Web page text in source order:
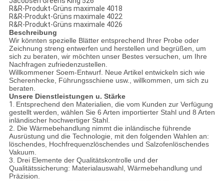
R&R-Produkt-Grüns maximale 4018
R&R-Produkt-Grüns maximale 4022
R&R-Produkt-Grüns maximale 4026
Beschreibung
Wir könnten spezielle Blätter entsprechend Ihrer Probe oder
Zeichnung streng entwerfen und herstellen und begrüßen, um
sich zu beraten, wir möchten unser Bestes versuchen, um Ihre
Nachfragen zufriedenzustellen.
Willkommener Soem-Entwurf. Neue Artikel entwickeln sich wie
Scherenhecke, Führungsschiene usw., willkommen, um sich zu
beraten.
Unsere Dienstleistungen u. Stärke
1. Entsprechend den Materialien, die vom Kunden zur Verfügung
gestellt werden, wählen Sie 6 Arten importierter Stahl und 8 Arten
inländischer hochwertiger Stahl.
2. Die Wärmebehandlung nimmt die inländische führende
Ausrüstung und die Technologie, mit den folgenden Wahlen an:
löschendes, Hochfrequenzlöschendes und Salzofenlöschendes
Vakuum.
3. Drei Elemente der Qualitätskontrolle und der
Qualitätssicherung: Materialauswahl, Wärmebehandlung und
Präzision.